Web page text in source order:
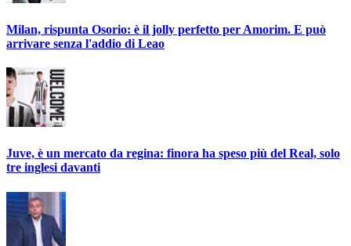
Milan, rispunta Osorio: è il jolly perfetto per Amorim. E può
arrivare senza l'addio di Leao
Juve, è un mercato da regina: finora ha speso più del Real, solo
tre inglesi davanti